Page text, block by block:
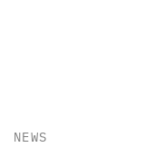
NEWS